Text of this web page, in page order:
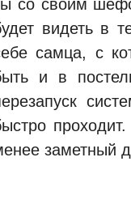
со своим
видеть в
самца, с
и в
заметный